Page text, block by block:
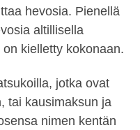
hevosia. Pienellä
altillisella
kielletty kokonaan.
jotka ovat
tai kausimaksun ja
nimen kentän